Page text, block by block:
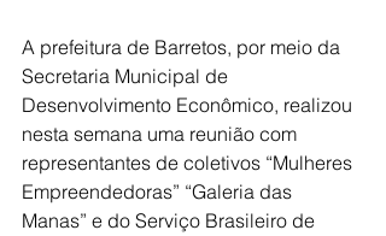
A prefeitura de Barretos, por meio da
Secretaria Municipal de
Desenvolvimento Econômico, realizou
nesta semana uma reunião com
representantes de coletivos “Mulheres
Empreendedoras” “Galeria das
Manas” e do Serviço Brasileiro de